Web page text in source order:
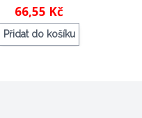
66,55 Kč
Přidat do košíku